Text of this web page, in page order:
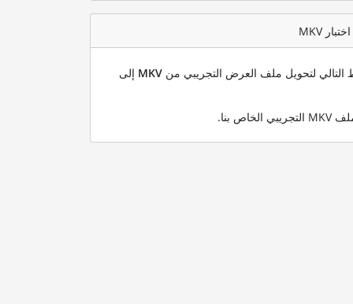
التالي لتحويل ملف العرض التجريبي من MKV إلى
.